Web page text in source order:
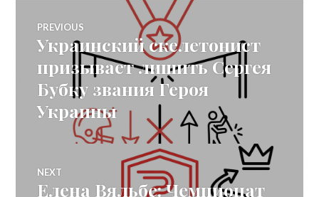
Post
navigation
PREVIOUS
Previous
post:
Украинский скелетонист
призывает лишить Сергея
Бубку звания Героя
Украины
NEXT
Next
Елена Вяльбе: Чемпионат